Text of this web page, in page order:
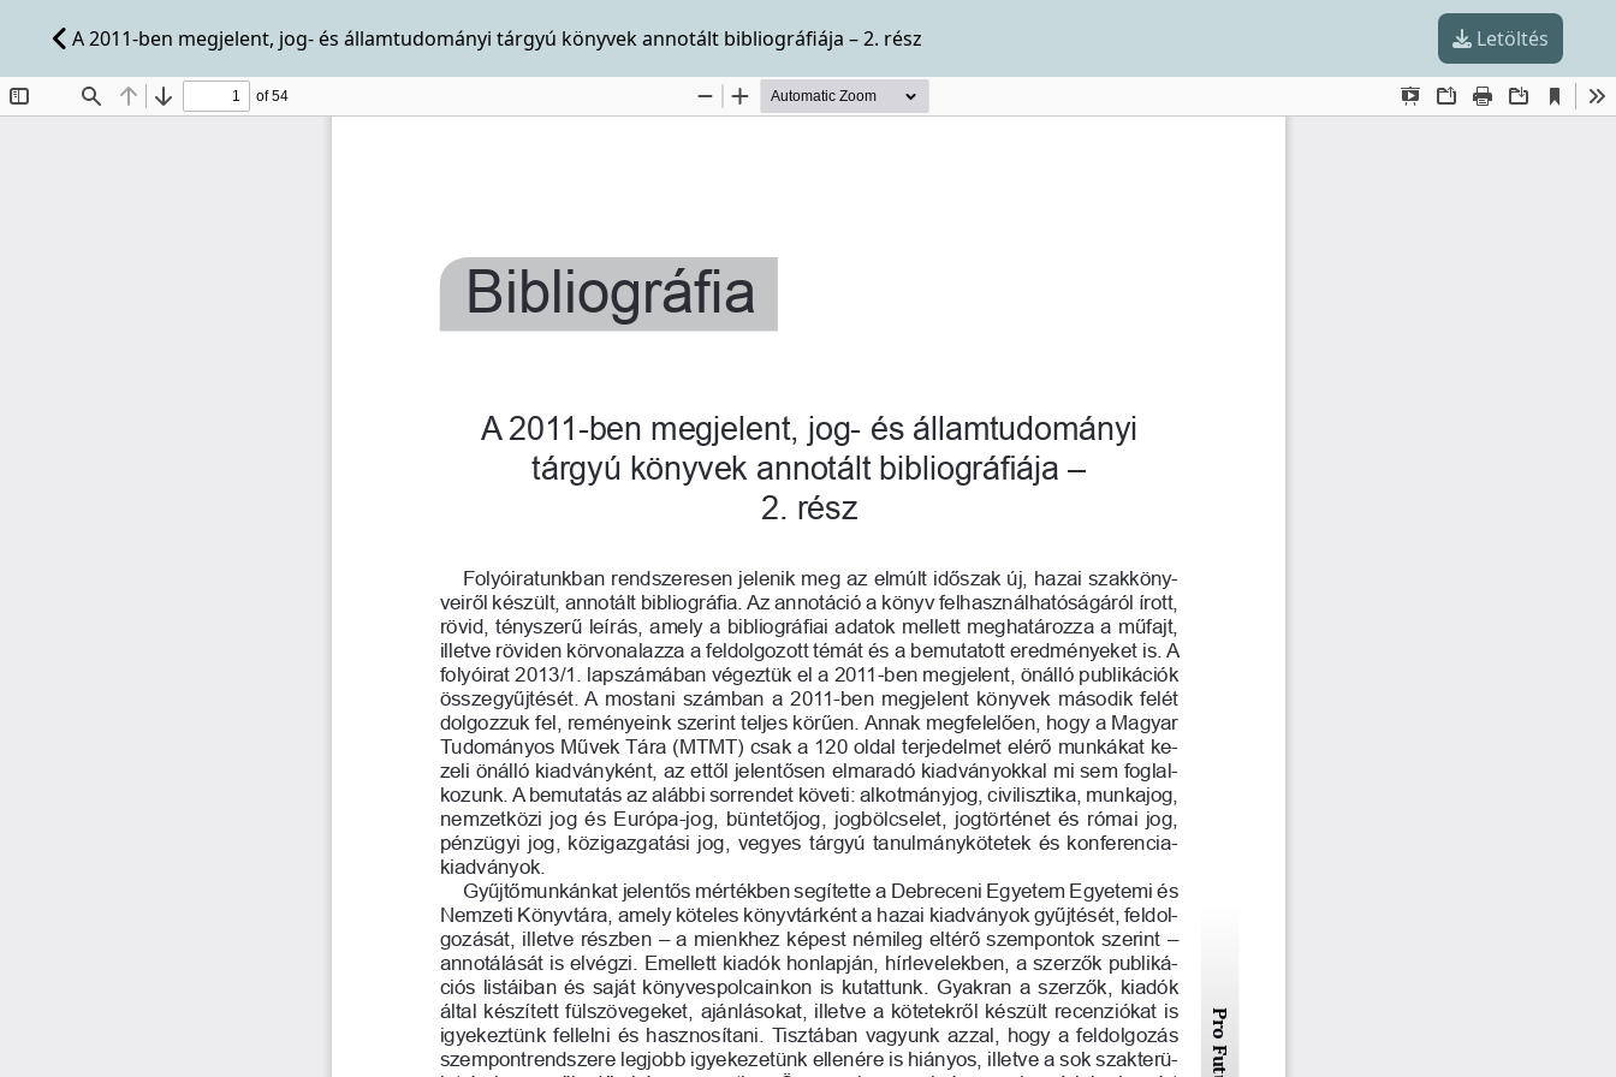
A 2011-ben megjelent, jog- és államtudományi tárgyú könyvek annotált bibliográfiája – 2. rész Letöltés